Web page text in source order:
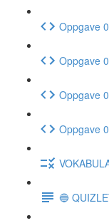
Oppgave
Oppgave
Oppgave
Oppgave
🔵